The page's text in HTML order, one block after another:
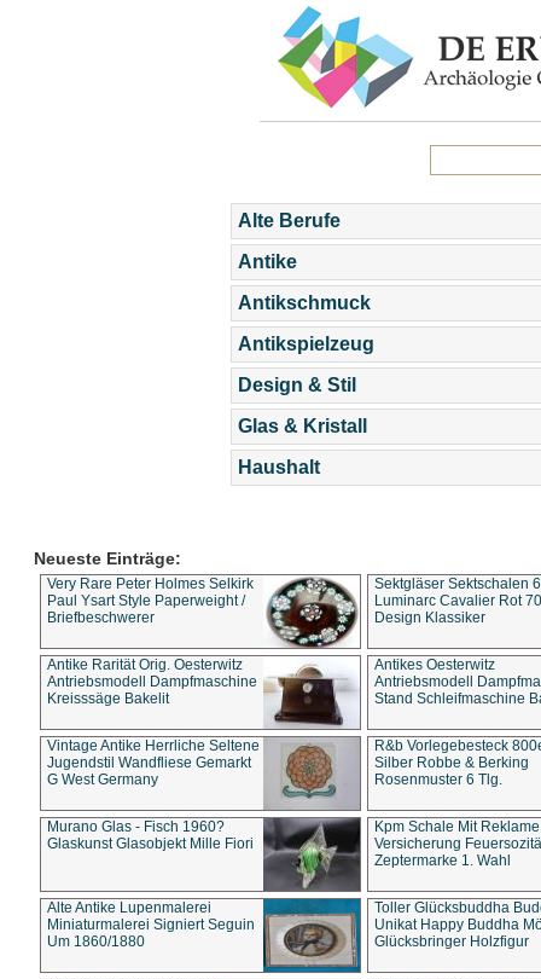
Alte Berufe
Antike
Antikschmuck
Antikspielzeug
Design & Stil
Glas & Kristall
Haushalt
Neueste Einträge:
Very Rare Peter Holmes Selkirk
Paul Ysart Style Paperweight /
Briefbeschwerer
Sektgläser Sektschalen
Luminarc Cavalier Rot
Design Klassiker
Antike Rarität Orig. Oesterwitz
Antriebsmodell Dampfmaschine
Kreisssäge Bakelit
Antikes Oesterwitz
Antriebsmodell
Stand Schleifmaschine
Vintage Antike Herrliche Seltene
Jugendstil Wandfliese Gemarkt
G West Germany
R&b Vorlegebesteck
Silber Robbe & Berking
Rosenmuster 6 Tlg.
Murano Glas - Fisch 1960?
Glaskunst Glasobjekt Mille Fiori
Kpm Schale Mit Reklame
Versicherung
Zeptermarke 1. Wahl
Alte Antike Lupenmalerei
Miniaturmalerei Signiert Seguin
Um 1860/1880
Toller Glücksbuddha
Unikat Happy Buddha
Glücksbringer Holzfigur